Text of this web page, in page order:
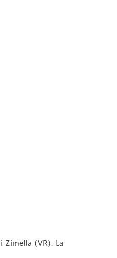
Zimella (VR). La